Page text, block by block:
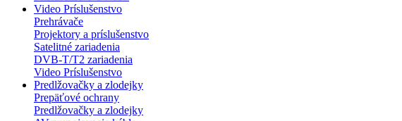
Video Príslušenstvo
Prehrávače
Projektory a príslušenstvo
Satelitné zariadenia
DVB-T/T2 zariadenia
Video Príslušenstvo
Predlžovačky a zlodejky
Prepäťové ochrany
Predlžovačky a zlodejky